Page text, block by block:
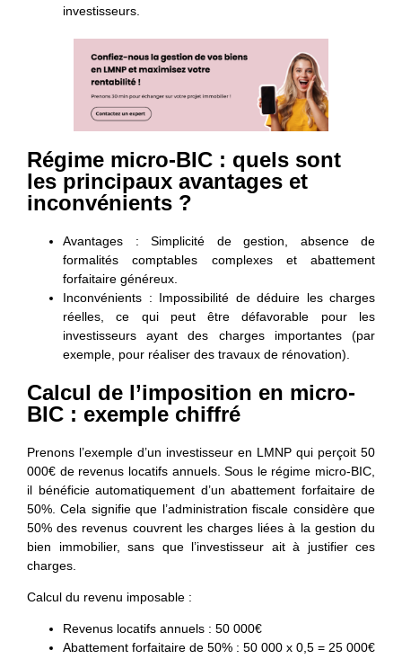
investisseurs.
Régime micro-BIC : quels sont
les principaux avantages et
inconvénients ?
Avantages : Simplicité de gestion, absence de
formalités comptables complexes et abattement
forfaitaire généreux.
Inconvénients : Impossibilité de déduire les charges
réelles, ce qui peut être défavorable pour les
investisseurs ayant des charges importantes (par
exemple, pour réaliser des travaux de rénovation).
Calcul de l’imposition en micro-
BIC : exemple chiffré
Prenons l’exemple d’un investisseur en LMNP qui perçoit 50
000€ de revenus locatifs annuels. Sous le régime micro-BIC,
il bénéficie automatiquement d’un abattement forfaitaire de
50%. Cela signifie que l’administration fiscale considère que
50% des revenus couvrent les charges liées à la gestion du
bien immobilier, sans que l’investisseur ait à justifier ces
charges.
Calcul du revenu imposable :
Revenus locatifs annuels : 50 000€
Abattement forfaitaire de 50% : 50 000 x 0,5 = 25 000€